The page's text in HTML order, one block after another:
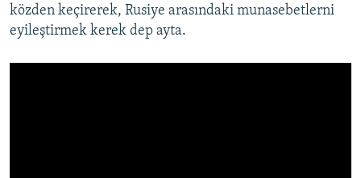
közden keçirerek, Rusiye arasındaki munasebetlerni
eyileştirmek kerek dep ayta.